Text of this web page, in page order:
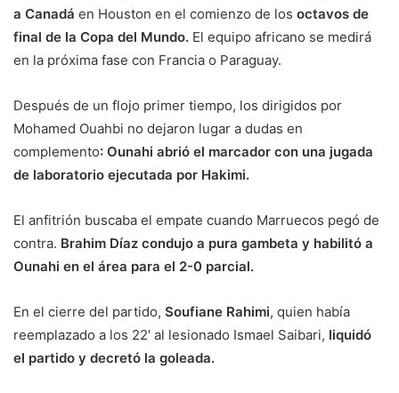
a Canadá en Houston en el comienzo de los octavos de
final de la Copa del Mundo. El equipo africano se medirá
en la próxima fase con Francia o Paraguay.
Después de un flojo primer tiempo, los dirigidos por
Mohamed Ouahbi no dejaron lugar a dudas en
complemento: Ounahi abrió el marcador con una jugada
de laboratorio ejecutada por Hakimi.
El anfitrión buscaba el empate cuando Marruecos pegó de
contra. Brahim Díaz condujo a pura gambeta y habilitó a
Ounahi en el área para el 2-0 parcial.
En el cierre del partido, Soufiane Rahimi, quien había
reemplazado a los 22′ al lesionado Ismael Saibari, liquidó
el partido y decretó la goleada.